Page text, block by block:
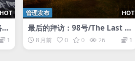
HOT
1
HOT
管理发布
最后的拜访：98号/The Last Vi
sit: 98th
8 月前 0 0 26 1